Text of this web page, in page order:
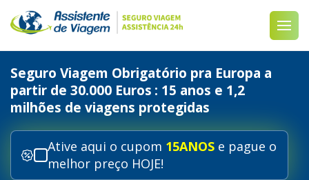
Seguro Viagem Obrigatório pra Europa a
partir de 30.000 Euros : 15 anos e 1,2
milhões de viagens protegidas
Ative aqui o cupom 15ANOS e pague o
melhor preço HOJE!